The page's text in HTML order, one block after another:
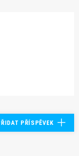
PŘÍSPĚVEK